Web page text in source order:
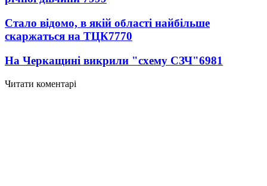
Стало відомо, в якій області найбільше
скаржаться на ТЦК7770
На Черкащині викрили "схему СЗЧ"6981
Читати коментарі